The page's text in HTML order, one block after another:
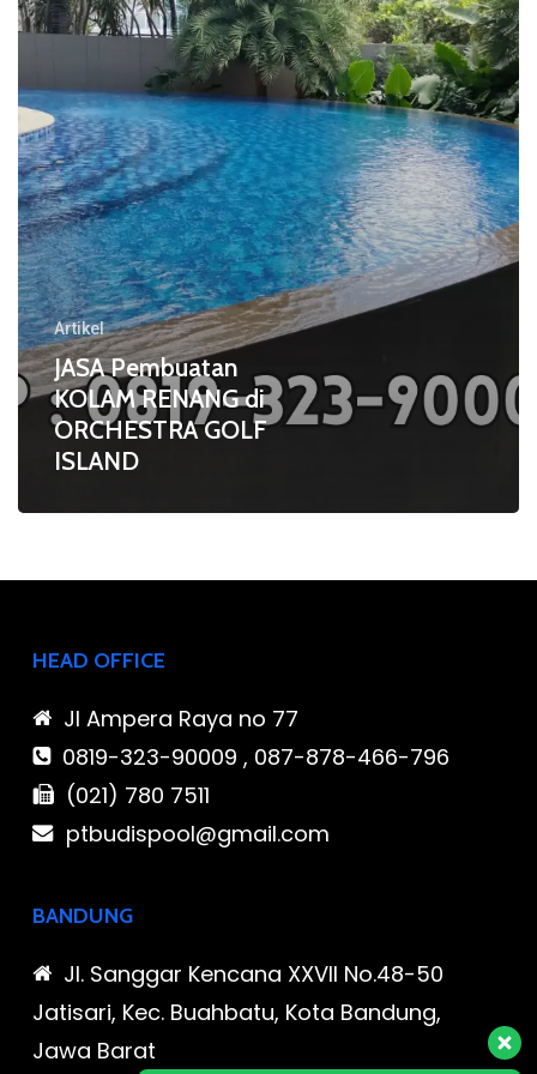
di
GOLF
ISLAND
Artikel
JASA Pembuatan
KOLAM RENANG di
ORCHESTRA GOLF
ISLAND
HEAD OFFICE
Jl Ampera Raya no 77
0819-323-90009 , 087-878-466-796
(021) 780 7511
ptbudispool@gmail.com
BANDUNG
Jl. Sanggar Kencana XXVII No.48-50
Jatisari, Kec. Buahbatu, Kota Bandung,
Jawa Barat